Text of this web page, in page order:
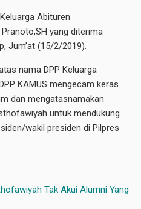
Abituren
yang diterima
Jum’at (15/2/2019).
nama DPP Keluarga
KAMUS mengecam keras
dan mengatasnamakan
untuk mendukung
wakil presiden di Pilpres
Tak Akui Alumni Yang